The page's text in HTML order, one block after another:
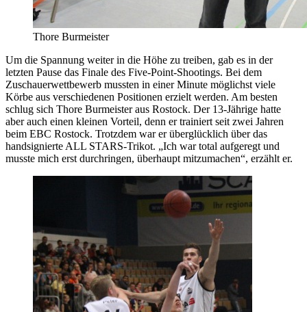
Thore Burmeister
Um die Spannung weiter in die Höhe zu treiben, gab es in der
letzten Pause das Finale des Five-Point-Shootings. Bei dem
Zuschauerwettbewerb mussten in einer Minute möglichst viele
Körbe aus verschiedenen Positionen erzielt werden. Am besten
schlug sich Thore Burmeister aus Rostock. Der 13-Jährige hatte
aber auch einen kleinen Vorteil, denn er trainiert seit zwei Jahren
beim EBC Rostock. Trotzdem war er überglücklich über das
handsignierte ALL STARS-Trikot. „Ich war total aufgeregt und
musste mich erst durchringen, überhaupt mitzumachen“, erzählt er.